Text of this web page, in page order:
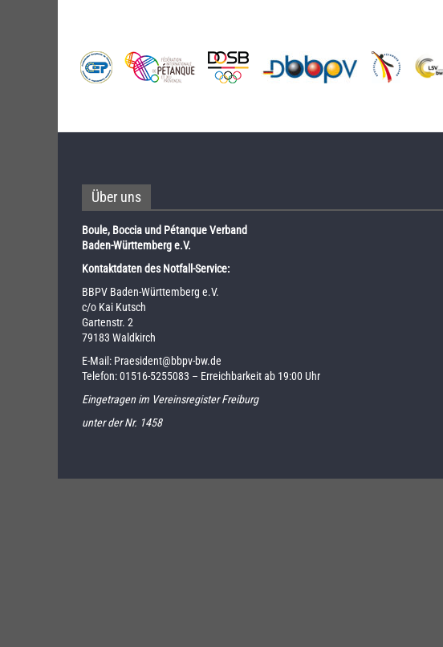
Über uns
Boule, Boccia und Pétanque Verband
Baden-Württemberg e.V.
Kontaktdaten des Notfall-Service:
BBPV Baden-Württemberg e.V.
c/o Kai Kutsch
Gartenstr. 2
79183 Waldkirch
E-Mail: Praesident@bbpv-bw.de
Telefon:01516-5255083 – Erreichbarkeit ab 19:00 Uhr
Eingetragen im Vereinsregister Freiburg
unter der Nr. 1458